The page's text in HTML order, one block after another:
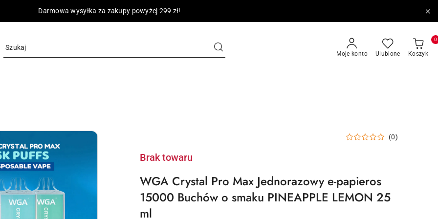
Darmowa wysyłka za zakupy powyżej 299 zł!
Moje konto Ulubione Koszyk
0
(0)
Brak towaru
WGA Crystal Pro Max Jednorazowy e-papieros
15000 Buchów o smaku PINEAPPLE LEMON 25
ml